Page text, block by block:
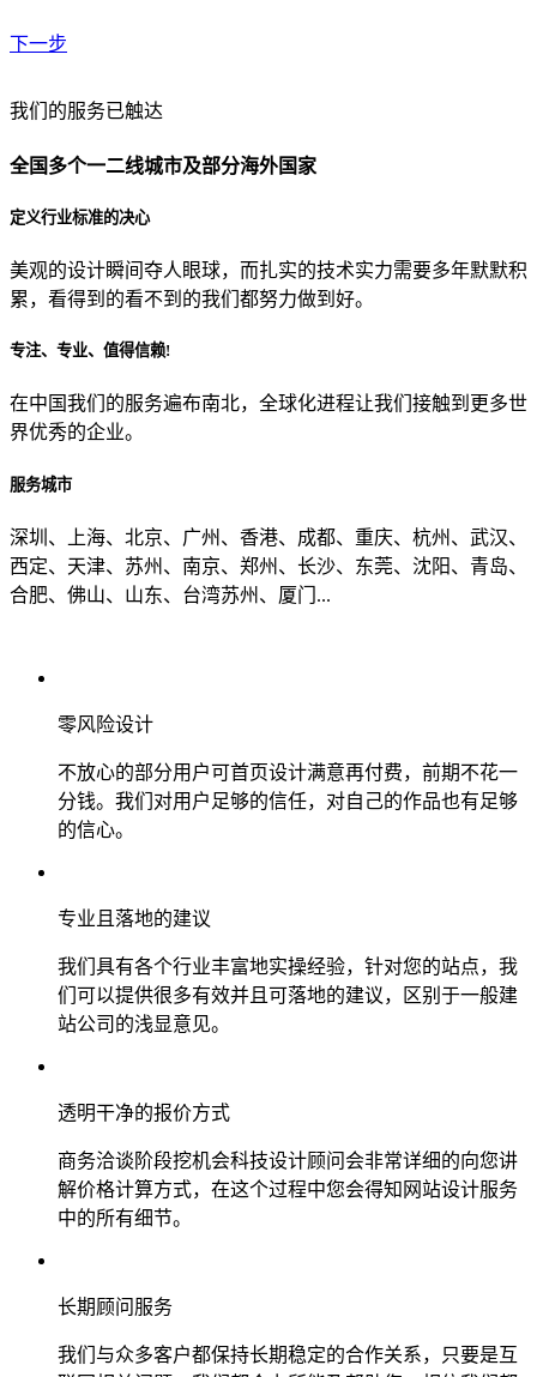
下一步
贵公司预算范围是？
贵公司的团队规模是？
目前主要的营销渠道是？
我们的服务已触达
全国多个一二线城市及部分海外国家
定义行业标准的决心
美观的设计瞬间夺人眼球，而扎实的技术实力需要多年默默积
累，看得到的看不到的我们都努力做到好。
专注、专业、值得信赖!
在中国我们的服务遍布南北，全球化进程让我们接触到更多世
界优秀的企业。
服务城市
深圳、上海、北京、广州、香港、成都、重庆、杭州、武汉、
西定、天津、苏州、南京、郑州、长沙、东莞、沈阳、青岛、
合肥、佛山、山东、台湾苏州、厦门...
零风险设计
不放心的部分用户可首页设计满意再付费，前期不花一
分钱。我们对用户足够的信任，对自己的作品也有足够
的信心。
专业且落地的建议
我们具有各个行业丰富地实操经验，针对您的站点，我
们可以提供很多有效并且可落地的建议，区别于一般建
站公司的浅显意见。
透明干净的报价方式
商务洽谈阶段挖机会科技设计顾问会非常详细的向您讲
解价格计算方式，在这个过程中您会得知网站设计服务
中的所有细节。
长期顾问服务
我们与众多客户都保持长期稳定的合作关系，只要是互